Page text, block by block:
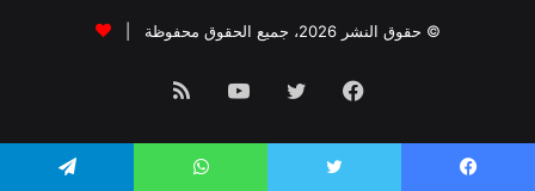
© حقوق النشر 2026، جميع الحقوق محفوظة |
فيسبوك تويتر يوتيوب
الموقع